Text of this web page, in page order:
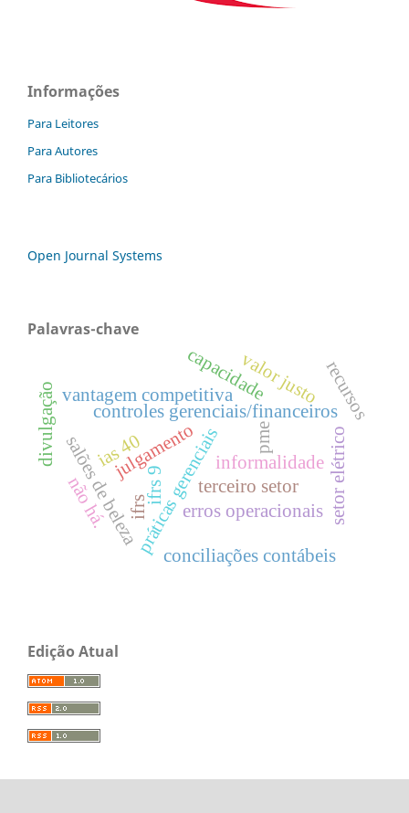
Informações
Para Leitores
Para Autores
Para Bibliotecários
Open Journal Systems
Palavras-chave
práticas gerenciaisinformalidade
controles gerenciais/financeiros
salões de beleza pme
vantagem competitiva recursos
capacidade
conciliações contábeis
erros operacionais
ifrs 9
julgamento
valor justo
divulgação ias 40
ifrs setor elétrico
não há. terceiro setor
Edição Atual